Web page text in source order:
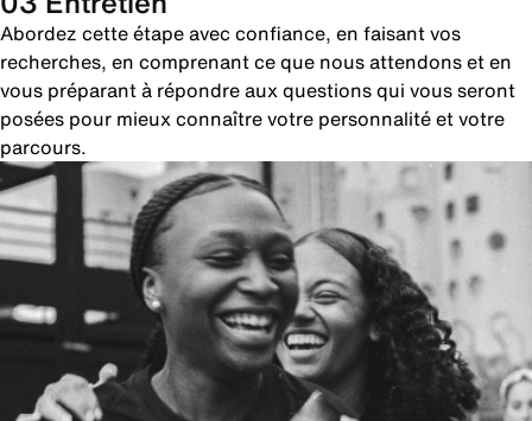
Abordez cette étape avec confiance, en faisant vos
recherches, en comprenant ce que nous attendons et en
vous préparant à répondre aux questions qui vous seront
posées pour mieux connaître votre personnalité et votre
parcours.